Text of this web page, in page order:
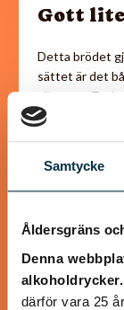
Samtycke
Åldersgräns
Denna
alkoholdrycker.
därför vara 25
Gott
Detta brödet
sättet är det
tillsatser.